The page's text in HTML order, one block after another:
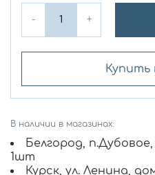
- +
Купить
В наличии в магазинах:
Белгород,
1шт
Курск, ул. Ленина,